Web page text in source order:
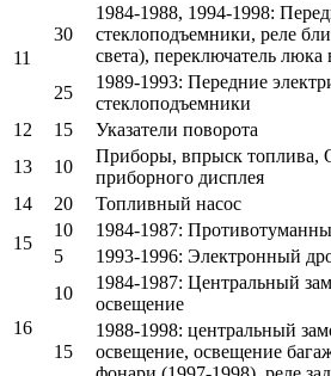
11
30
1984-1988, 1994-1998:
стеклоподъемники, реле
света), переключатель
25
1989-1993: Передние
стеклоподъемники
12
15
Указатели поворота
13
10
Приборы, впрыск топлива,
приборного дисплея
14
20
Топливный насос
15
10
1984-1987:
5
1993-1996: Электронный
16
10
1984-1987: Центральный
освещение
15
1988-1998: центральный
освещение, освещение